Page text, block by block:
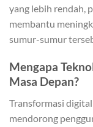
yang lebih rendah,
membantu
sumur-sumur
Mengapa
Masa Depan?
Transformasi
mendorong